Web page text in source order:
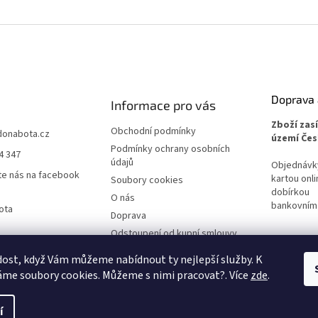
když Vám můžeme nabídnout ty nejlepší služby. K
soubory cookies. Můžeme s nimi pracovat?. Více zde.
347
nás na facebook
Informace pro vás
Obchodní podmínky
Podmínky ochrany osobních
údajů
Soubory cookies
O nás
Doprava
Odstoupení od kupní smlouvy
Reklamace
Zboží
území
kartou
dobírkou